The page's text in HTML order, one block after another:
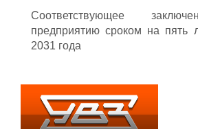
Соответствующее
предприятию сроком на
2031 года